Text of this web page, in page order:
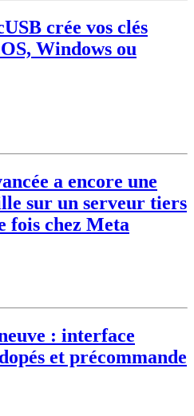
crée vos clés
Windows ou
a encore une
sur un serveur tiers
fois chez Meta
: interface
et précommande